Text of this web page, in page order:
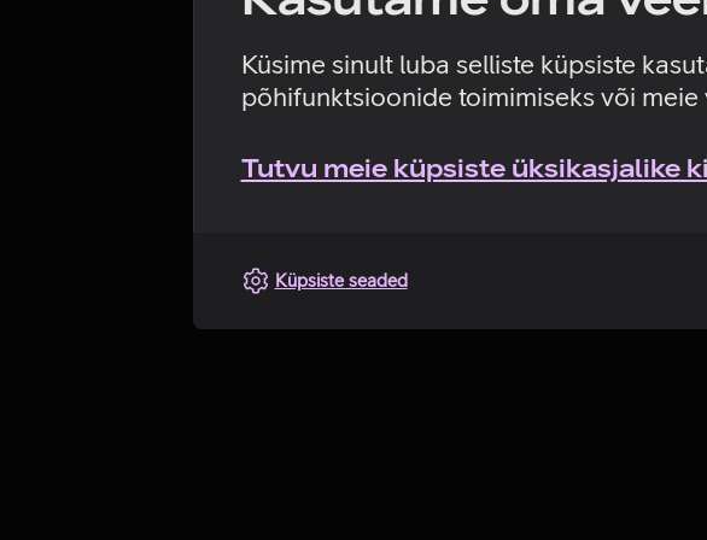
Küsime sinult luba selliste küpsiste
põhifunktsioonide toimimiseks või
Tutvu meie küpsiste üksikasjalike
Küpsiste seaded